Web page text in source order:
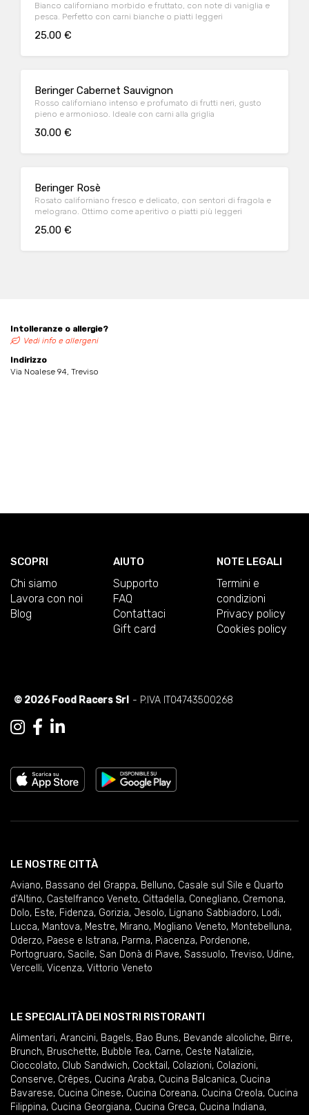
Bianco californiano morbido e fruttato, con note di vaniglia e
pesca. Perfetto con carni bianche o piatti leggeri
25.00 €
Beringer Cabernet Sauvignon
Rosso californiano intenso e profumato di frutti neri, gusto
pieno e armonioso. Ideale con carni alla griglia
30.00 €
Beringer Rosè
Rosato californiano fresco e delicato, con sentori di fragola e
melograno. Ottimo come aperitivo o piatti più leggeri
25.00 €
Intolleranze o allergie?
Vedi info e allergeni
Indirizzo
Via Noalese 94, Treviso
SCOPRI
Chi siamo
Lavora con noi
Blog
AIUTO
Supporto
FAQ
Contattaci
Gift card
NOTE LEGALI
Termini e
condizioni
Privacy policy
Cookies policy
© 2026 Food Racers Srl - P.IVA IT04743500268
LE NOSTRE CITTÀ
Aviano, Bassano del Grappa, Belluno, Casale sul Sile e Quarto
d'Altino, Castelfranco Veneto, Cittadella, Conegliano, Cremona,
Dolo, Este, Fidenza, Gorizia, Jesolo, Lignano Sabbiadoro, Lodi,
Lucca, Mantova, Mestre, Mirano, Mogliano Veneto, Montebelluna,
Oderzo, Paese e Istrana, Parma, Piacenza, Pordenone,
Portogruaro, Sacile, San Donà di Piave, Sassuolo, Treviso, Udine,
Vercelli, Vicenza, Vittorio Veneto
LE SPECIALITÀ DEI NOSTRI RISTORANTI
Alimentari, Arancini, Bagels, Bao Buns, Bevande alcoliche, Birre,
Brunch, Bruschette, Bubble Tea, Carne, Ceste Natalizie,
Cioccolato, Club Sandwich, Cocktail , Colazioni, Colazioni,
Conserve, Crêpes, Cucina Araba, Cucina Balcanica, Cucina
Bavarese, Cucina Cinese, Cucina Coreana, Cucina Creola, Cucina
Filippina, Cucina Georgiana, Cucina Greca, Cucina Indiana,